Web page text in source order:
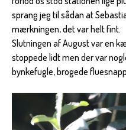
sprang jeg til sådan at
mærkningen, det var helt fint.
Slutningen af August var en
stoppede lidt men der var
bynkefugle, brogede